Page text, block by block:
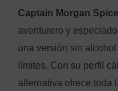
Captain Morgan
aventurero y
una versión sin
límites. Con su perfil
alternativa ofrece toda